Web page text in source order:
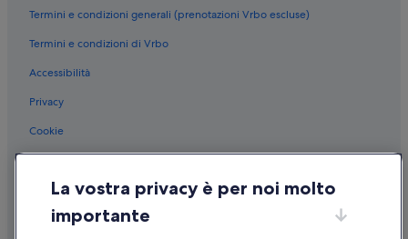
Ascoli Piceno: Hotel economici
Termini e condizioni generali (prenotazioni Vrbo escluse)
Termini e condizioni di Vrbo
Accessibilità
Privacy
Cookie
Condizioni per l'utilizzo
Informazioni legali/Contatti
Linee guida sui contenuti e segnalazione dei contenuti
La vostra privacy è per noi molto
importante